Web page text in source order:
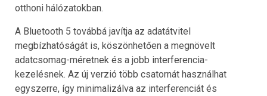
otthoni hálózatokban.
A Bluetooth 5 továbbá javítja az adatátvitel
megbízhatóságát is, köszönhetően a megnövelt
adatcsomag-méretnek és a jobb interferencia-
kezelésnek. Az új verzió több csatornát használhat
egyszerre, így minimalizálva az interferenciát és